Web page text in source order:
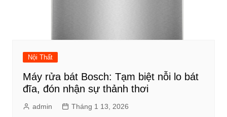
Nội Thất
Máy rửa bát Bosch: Tạm biệt nỗi lo bát
đĩa, đón nhận sự thảnh thơi
admin Tháng 1 13, 2026